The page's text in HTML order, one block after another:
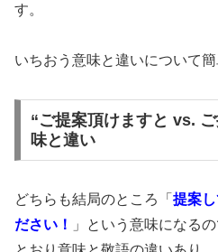
す。
いちおう意味と違いについて
“ご提案頂けますと vs.
味と違い
どちらも結局のところ「 提案し
ださい！
」という意味になる